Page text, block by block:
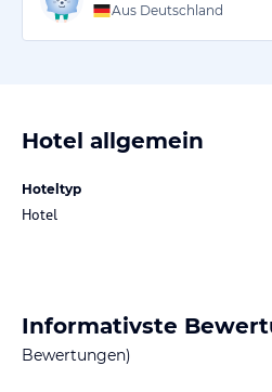
Aus Deutschland
Hotel allgemein
Hoteltyp
Hotel
Informativste
Bewertungen)